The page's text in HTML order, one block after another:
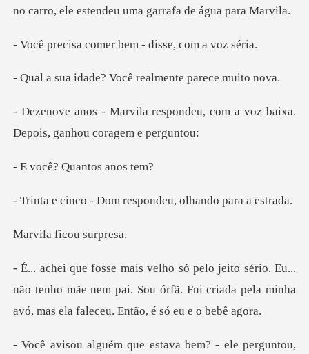
no carro, ele este
omer bem - disse,
e? Você realmente
pondeu, com a voz baixa.
Depoi
? Quantos
Dom respondeu, olh
ficou s
Eu...
não tenho mãe nem pai. Sou órfã. Fui criada pela m
estava bem? - ele pergunto